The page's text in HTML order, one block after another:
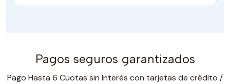
Pagos seguros garantizados
Pago Hasta 6 Cuotas sin Interés con tarjetas de crédito /